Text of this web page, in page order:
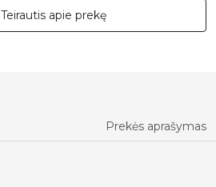
Teirautis apie prekę
Prekės aprašymas